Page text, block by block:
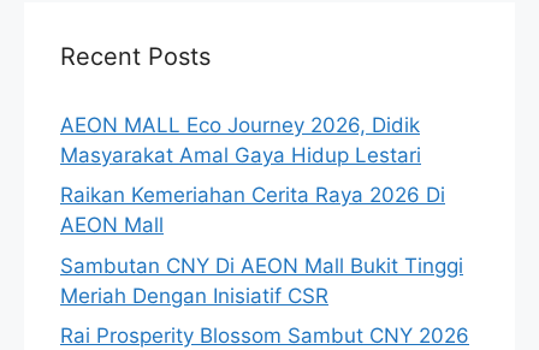
Recent Posts
AEON MALL Eco Journey 2026, Didik
Masyarakat Amal Gaya Hidup Lestari
Raikan Kemeriahan Cerita Raya 2026 Di
AEON Mall
Sambutan CNY Di AEON Mall Bukit Tinggi
Meriah Dengan Inisiatif CSR
Rai Prosperity Blossom Sambut CNY 2026